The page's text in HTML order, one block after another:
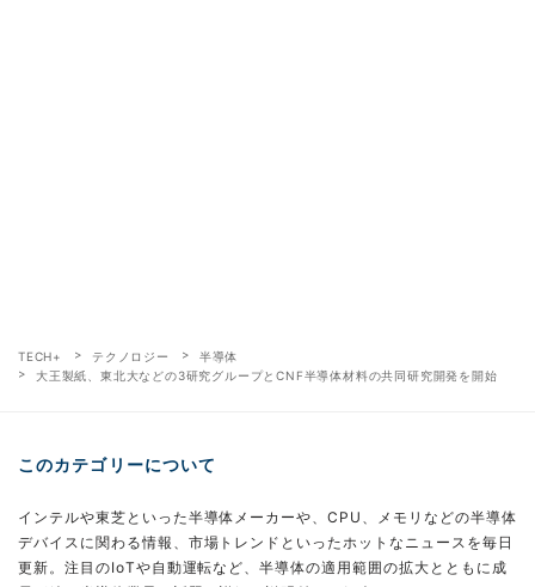
TECH+ テクノロジー
半導体
大王製紙、東北大などの3研究グループとCNF半導体材料の共同研究開発を開始
このカテゴリーについて
インテルや東芝といった半導体メーカーや、CPU、メモリなどの半導体
デバイスに関わる情報、市場トレンドといったホットなニュースを毎日
更新。注目のIoTや自動運転など、半導体の適用範囲の拡大とともに成